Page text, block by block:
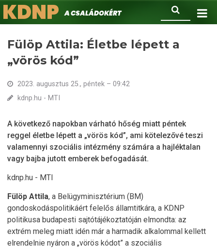
Ugrás
a
Keresés
KDNPA családokért.
Fülöp Attila: Életbe lépett a
„vörös kód”
2023. augusztus 25., péntek – 09:42
kdnp.hu - MTI
A következő napokban várható hőség miatt péntek
reggel életbe lépett a „vörös kód”, ami kötelezővé teszi
valamennyi szociális intézmény számára a hajléktalan
vagy bajba jutott emberek befogadását.
kdnp.hu - MTI
Fülöp Attila, a Belügyminisztérium (BM)
gondoskodáspolitikáért felelős államtitkára, a KDNP
politikusa budapesti sajtótájékoztatóján elmondta: az
extrém meleg miatt idén már a harmadik alkalommal kellett
elrendelnie nyáron a „vörös kódot” a szociális